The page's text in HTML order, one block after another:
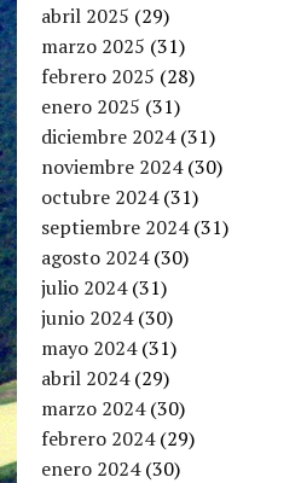
abril 2025 (29)
marzo 2025 (31)
febrero 2025 (28)
enero 2025 (31)
diciembre 2024(31)
noviembre 2024(30)
octubre 2024(31)
septiembre 2024(31)
agosto 2024(30)
julio 2024(31)
junio 2024(30)
mayo 2024(31)
abril 2024(29)
marzo 2024(30)
febrero 2024(29)
enero 2024(30)